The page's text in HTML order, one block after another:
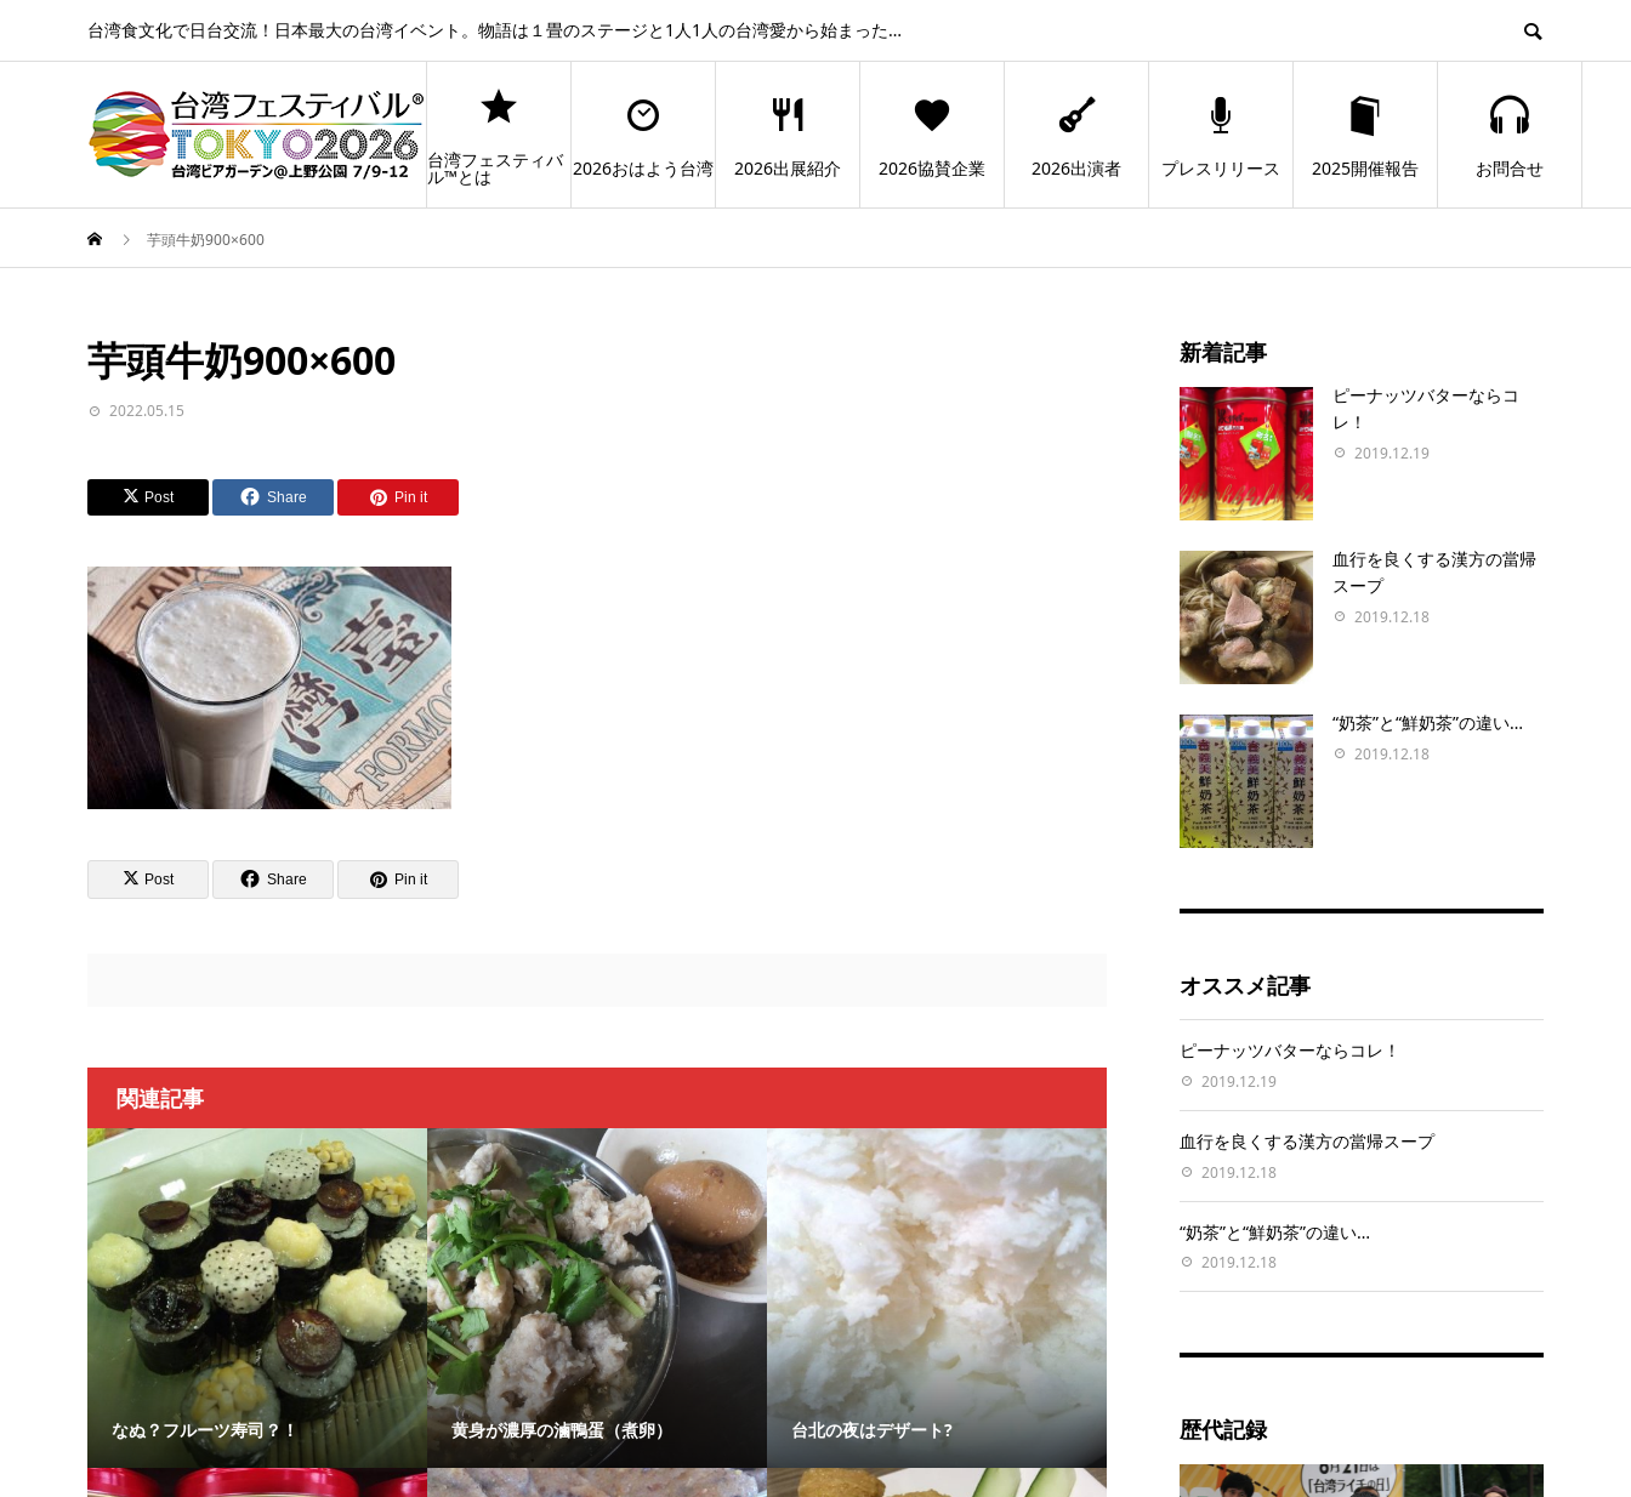
台湾食文化で日台交流！日本最大の台湾イベント。物語は１畳のステージと1人1人の台湾愛から始まった…
台湾フェスティバ
ル™とは 2026おはよう台湾 2026出展紹介 2026協賛企業 2026出演者 プレスリリース 2025開催報告 お問合せ
芋頭牛奶900×600
芋頭牛奶900×600
2022.05.15
Post Share Pin it
Post Share Pin it
関連記事
なぬ？フルーツ寿司？！ 黄身が濃厚の滷鴨蛋（煮卵） 台北の夜はデザート?
新着記事
ピーナッツバターならコ
レ！
2019.12.19
血行を良くする漢方の當帰
スープ
2019.12.18
“奶茶”と“鮮奶茶”の違い…
2019.12.18
オススメ記事
ピーナッツバターならコレ！
2019.12.19
血行を良くする漢方の當帰スープ
2019.12.18
“奶茶”と“鮮奶茶”の違い…
2019.12.18
歴代記録